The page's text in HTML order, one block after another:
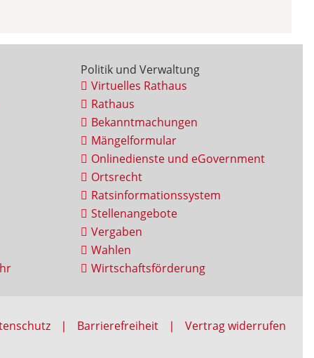
Politik und Verwaltung
Virtuelles Rathaus
Rathaus
Bekanntmachungen
Mängelformular
Onlinedienste und eGovernment
Ortsrecht
Ratsinformationssystem
Stellenangebote
Vergaben
Wahlen
Wirtschaftsförderung
Barrierefreiheit Vertrag widerrufen